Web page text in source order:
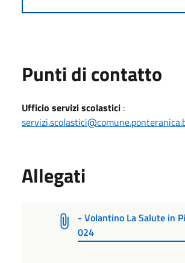
Punti di contatto
Ufficio servizi scolastici :
Allegati
- Volantino La Salute in
024